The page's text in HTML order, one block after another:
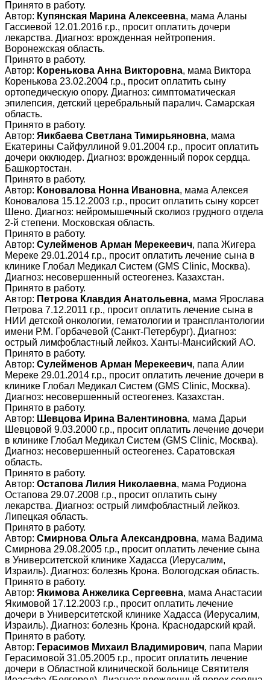
Принято в работу.
Автор: Купянская Марина Алексеевна, мама Аланы
Гассиевой 12.01.2016 г.р., просит оплатить дочери
лекарства. Диагноз: врожденная нейтропения.
Воронежская область.
Принято в работу.
Автор: Коренькова Анна Викторовна, мама Виктора
Коренькова 23.02.2004 г.р., просит оплатить сыну
ортопедическую опору. Диагноз: симптоматическая
эпилепсия, детский церебральный паралич. Самарская
область.
Принято в работу.
Автор: Яикбаева Светлана Тимирьяновна, мама
Екатерины Сайфуллиной 9.01.2004 г.р., просит оплатить
дочери окклюдер. Диагноз: врожденный порок сердца.
Башкортостан.
Принято в работу.
Автор: Коновалова Нонна Ивановна, мама Алексея
Коновалова 15.12.2003 г.р., просит оплатить сыну корсет
Шено. Диагноз: нейромышечный сколиоз грудного отдела
2-й степени. Московская область.
Принято в работу.
Автор: Сулейменов Арман Мерекеевич, папа Жигера
Мереке 29.01.2014 г.р., просит оплатить лечение сына в
клинике Глобал Медикал Систем (GMS Clinic, Москва).
Диагноз: несовершенный остеогенез. Казахстан.
Принято в работу.
Автор: Петрова Клавдия Анатольевна, мама Ярослава
Петрова 7.12.2011 г.р., просит оплатить лечение сына в
НИИ детской онкологии, гематологии и трансплантологии
имени Р.М. Горбачевой (Санкт-Петербург). Диагноз:
острый лимфобластный лейкоз. Ханты-Мансийский АО.
Принято в работу.
Автор: Сулейменов Арман Мерекеевич, папа Алии
Мереке 29.01.2014 г.р., просит оплатить лечение дочери в
клинике Глобал Медикал Систем (GMS Clinic, Москва).
Диагноз: несовершенный остеогенез. Казахстан.
Принято в работу.
Автор: Шевцова Ирина Валентиновна, мама Дарьи
Шевцовой 9.03.2000 г.р., просит оплатить лечение дочери
в клинике Глобал Медикал Систем (GMS Clinic, Москва).
Диагноз: несовершенный остеогенез. Саратовская
область.
Принято в работу.
Автор: Остапова Лилия Николаевна, мама Родиона
Остапова 29.07.2008 г.р., просит оплатить сыну
лекарства. Диагноз: острый лимфобластный лейкоз.
Липецкая область.
Принято в работу.
Автор: Смирнова Ольга Александровна, мама Вадима
Смирнова 29.08.2005 г.р., просит оплатить лечение сына
в Университетской клинике Хадасса (Иерусалим,
Израиль). Диагноз: болезнь Крона. Вологодская область.
Принято в работу.
Автор: Якимова Анжелика Сергеевна, мама Анастасии
Якимовой 17.12.2003 г.р., просит оплатить лечение
дочери в Университетской клинике Хадасса (Иерусалим,
Израиль). Диагноз: болезнь Крона. Краснодарский край.
Принято в работу.
Автор: Герасимов Михаил Владимирович, папа Марии
Герасимовой 31.05.2005 г.р., просит оплатить лечение
дочери в Областной клинической больнице Святителя